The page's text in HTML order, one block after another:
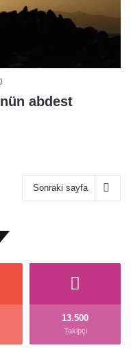
abdest
Sonraki sayfa
13.500
Takipçi